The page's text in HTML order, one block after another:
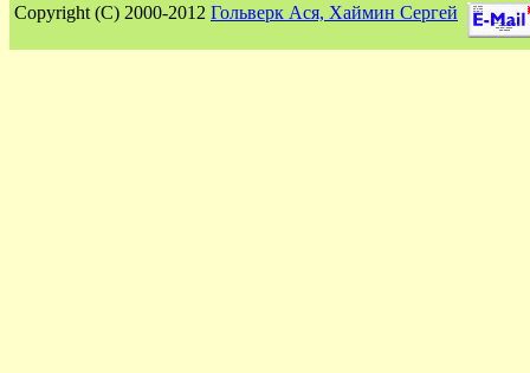
Сopyright (C) 2000-2012 Гольверк Ася, Хаймин Сергей